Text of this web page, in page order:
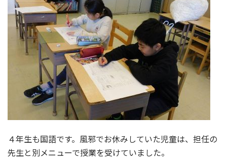
４年生も国語です。風邪でお休みしていた児童は、担任の
先生と別メニューで授業を受けていました。